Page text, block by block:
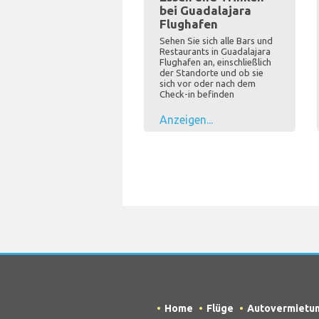
bei Guadalajara
Flughafen
Sehen Sie sich alle Bars und
Restaurants in Guadalajara
Flughafen an, einschließlich
der Standorte und ob sie
sich vor oder nach dem
Check-in befinden
Anzeigen...
Home Flüge